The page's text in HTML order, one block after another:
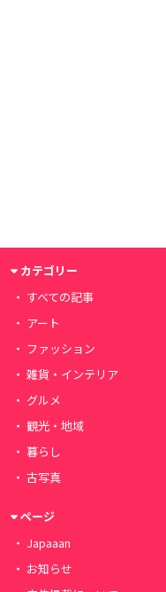
カテゴリー
すべての記事
アート
ファッション
雑貨・インテリア
グルメ
観光・地域
暮らし
古写真
ページ
Japaaan
お知らせ